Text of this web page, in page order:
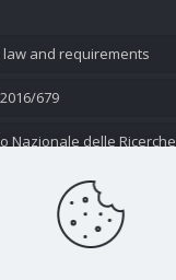
and requirements
679
Nazionale delle Ricerche